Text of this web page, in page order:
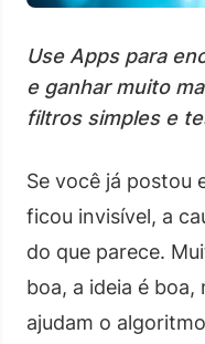
Use Apps para
e ganhar muito
filtros simples e
Se você já postou
ficou invisível, a
do que parece.
boa, a ideia é boa,
ajudam o